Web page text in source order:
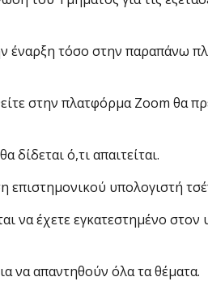
έναρξη τόσο στην
στην πλατφόρμα Zoom θα
ό,τι απαιτείται.
υπολογιστή
να έχετε εγκατεστημένο
να απαντηθούν όλα τα θέματα.